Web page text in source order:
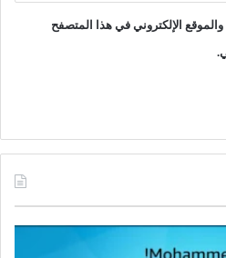
الإلكتروني في هذا المتصفح